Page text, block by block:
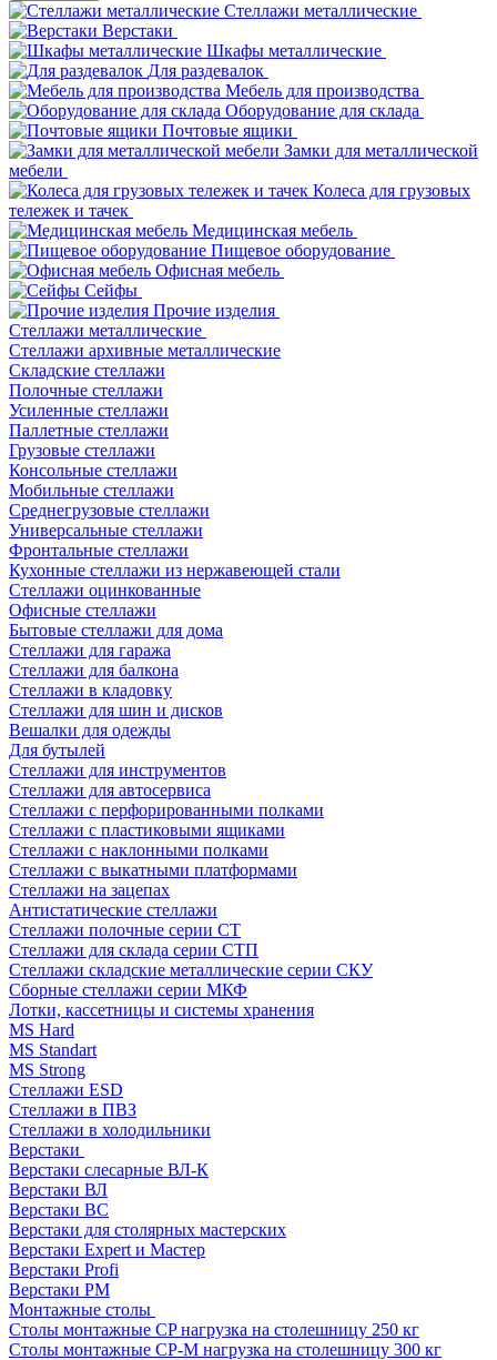
Стеллажи металлические
Верстаки
Шкафы металлические
Для раздевалок
Мебель для производства
Оборудование для склада
Почтовые ящики
Замки для металлической
мебели
Колеса для грузовых
тележек и тачек
Медицинская мебель
Пищевое оборудование
Офисная мебель
Сейфы
Прочие изделия
Стеллажи металлические
Cтеллажи архивные металлические
Складские стеллажи
Полочные стеллажи
Усиленные стеллажи
Паллетные стеллажи
Грузовые стеллажи
Консольные стеллажи
Мобильные стеллажи
Среднегрузовые стеллажи
Универсальные стеллажи
Фронтальные стеллажи
Кухонные стеллажи из нержавеющей стали
Стеллажи оцинкованные
Офисные стеллажи
Бытовые стеллажи для дома
Стеллажи для гаража
Стеллажи для балкона
Стеллажи в кладовку
Стеллажи для шин и дисков
Вешалки для одежды
Для бутылей
Стеллажи для инструментов
Стеллажи для автосервиса
Стеллажи с перфорированными полками
Стеллажи с пластиковыми ящиками
Стеллажи с наклонными полками
Стеллажи с выкатными платформами
Стеллажи на зацепах
Антистатические стеллажи
Стеллажи полочные серии СТ
Стеллажи для склада серии СТП
Стеллажи складские металлические серии СКУ
Сборные стеллажи серии МКФ
Лотки, кассетницы и системы хранения
MS Hard
MS Standart
MS Strong
Стеллажи ESD
Стеллажи в ПВЗ
Стеллажи в холодильники
Верстаки
Верстаки слесарные ВЛ-К
Верстаки ВЛ
Верстаки ВС
Верстаки для столярных мастерских
Верстаки Expert и Мастер
Верстаки Profi
Верстаки РМ
Монтажные столы
Столы монтажные СP нагрузка на столешницу 250 кг
Столы монтажные СР-М нагрузка на столешницу 300 кг